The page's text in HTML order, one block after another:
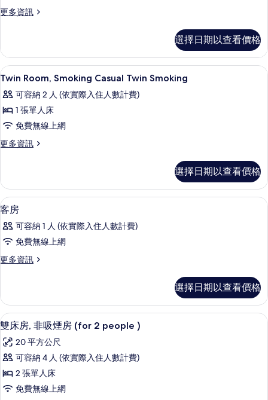
件
的
有
相
片
更多資訊
更
的
詳
情
選擇日期以查看價格
顯
示
Twin
Room,
Smoking
Casual
的
所
有
相
片
高級寢具、羽絨被、書桌、遮光布/窗
1
Twin Room, Smoking Casual Twin Smoking
可容納 2 人 (依實際入住人數計費)
1 張單人床
免費無線上網
更多資訊
更
Smoking
Casual
Twin
的
詳
選擇日期以查看價格
顯
示
客
的
有
相
片
高級寢具、羽絨被、書桌、遮光布/窗
1
客房
可容納 1 人 (依實際入住人數計費)
免費無線上網
更多資訊
更
的
詳
情
選擇日期以查看價格
顯
示
雙
床
房,
高級寢具、羽絨被、書桌、遮光布/窗
4
雙床房, 非吸煙房 (for 2 people )
20 平方公尺
可容納 4 人 (依實際入住人數計費)
2 張單人床
免費無線上網